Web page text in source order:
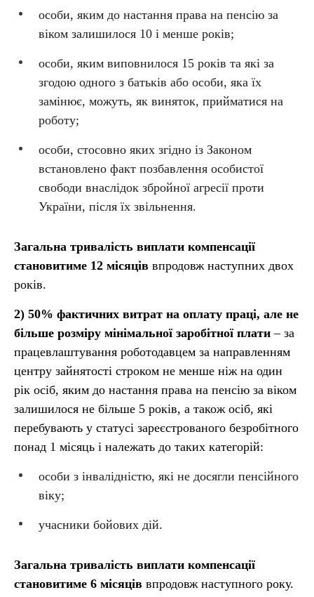
особи, яким до настання права на пенсію за
віком залишилося 10 і менше років;
особи, яким виповнилося 15 років та які за
згодою одного з батьків або особи, яка їх
замінює, можуть, як виняток, прийматися на
роботу;
особи, стосовно яких згідно із Законом
встановлено факт позбавлення особистої
свободи внаслідок збройної агресії проти
України, після їх звільнення.
Загальна тривалість виплати компенсації
становитиме 12 місяців впродовж наступних двох
років.
2) 50% фактичних витрат на оплату праці, але не
більше розміру мінімальної заробітної плати – за
працевлаштування роботодавцем за направленням
центру зайнятості строком не менше ніж на один
рік осіб, яким до настання права на пенсію за віком
залишилося не більше 5 років, а також осіб, які
перебувають у статусі зареєстрованого безробітного
понад 1 місяць і належать до таких категорій:
особи з інвалідністю, які не досягли пенсійного
віку;
учасники бойових дій.
Загальна тривалість виплати компенсації
становитиме 6 місяців впродовж наступного року.